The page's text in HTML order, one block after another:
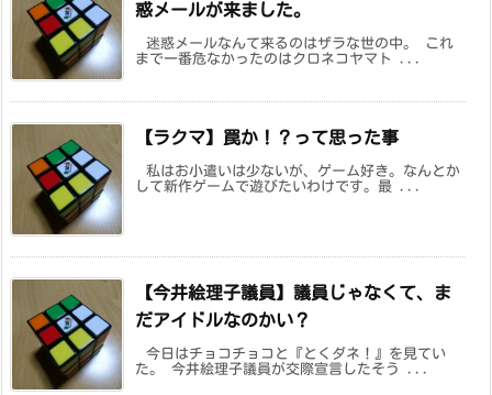
惑メールが来ました。
迷惑メールなんて来るのはザラな世の中。 これ
まで一番危なかったのはクロネコヤマト ...
【ラクマ】罠か！？って思った事
私はお小遣いは少ないが、ゲーム好き。なんとか
して新作ゲームで遊びたいわけです。最 ...
【今井絵理子議員】議員じゃなくて、ま
だアイドルなのかい？
今日はチョコチョコと『とくダネ！』を見てい
た。 今井絵理子議員が交際宣言したそう ...